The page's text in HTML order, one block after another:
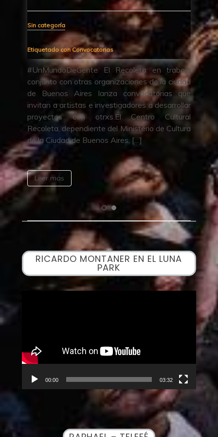
en trabajo
de la ciudad
que
a desarrollar
Cultural
de Cultura
Sin categoría
El Recoleta lanza una programación
para disfrutar al aire libre,
compartir juntxs pícnics nocturnos,
teatro, talleres, ferias y más. ¡Vuelve
Verano”! El martes 12 de enero
“Amor de Verano”, la campaña del
donde […]
RICARDO MONTANER EN EL LUNA
PARK
00:00 03:32